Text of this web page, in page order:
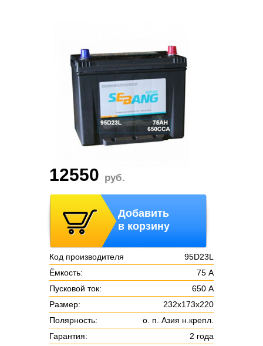
12550 руб.
Добавить
в корзину
Код производителя
95D23L
Ёмкость:
75 А
Пусковой ток:
650 А
Размер:
232х173х220
Полярность:
о. п. Азия н.крепл.
Гарантия:
2 года